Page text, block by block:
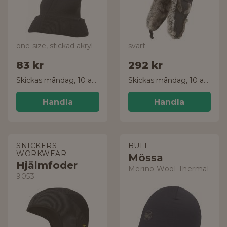
one-size, stickad akryl
83 kr
Skickas måndag, 10 aug.
Handla
svart
292 kr
Skickas måndag, 10 aug.
Handla
SNICKERS
WORKWEAR
Hjälmfoder
9053
BUFF
Mössa
Merino Wool Thermal